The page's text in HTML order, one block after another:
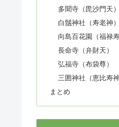
多聞寺（毘沙門天）
白鬚神社（寿老神）
向島百花園（福禄寿
長命寺（弁財天）
弘福寺（布袋尊）
三囲神社（恵比寿
まとめ